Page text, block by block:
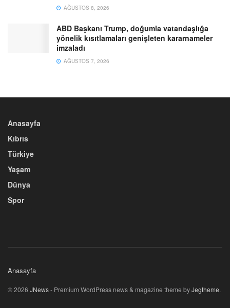
AĞUSTOS 8, 2026
ABD Başkanı Trump, doğumla vatandaşlığa
yönelik kısıtlamaları genişleten kararnameler
imzaladı
AĞUSTOS 7, 2026
Anasayfa
Kıbrıs
Türkiye
Yaşam
Dünya
Spor
Anasayfa
© 2026 JNews- Premium WordPress news & magazine theme byJegtheme.